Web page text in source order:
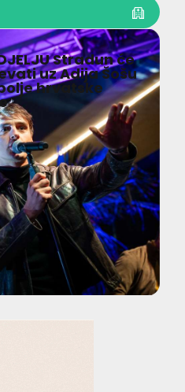
Stradun će
uz Adija Šošu
hrvatske